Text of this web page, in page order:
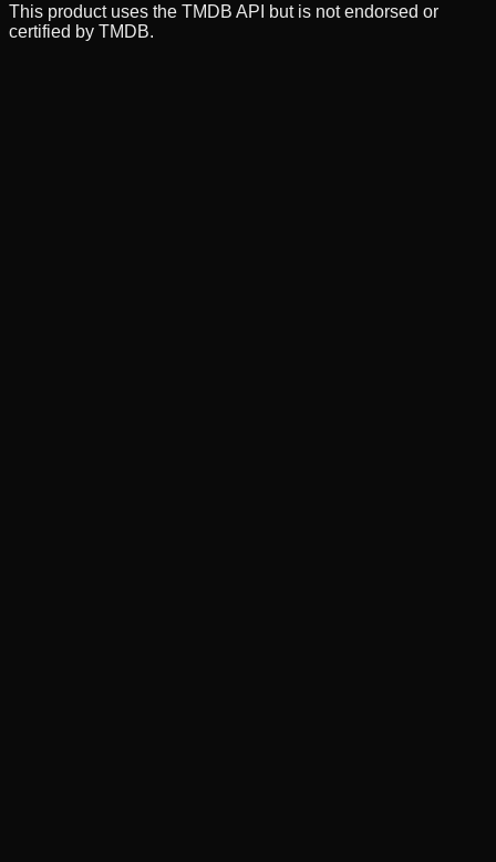
This product uses the TMDB API but is not endorsed or
certified by TMDB.